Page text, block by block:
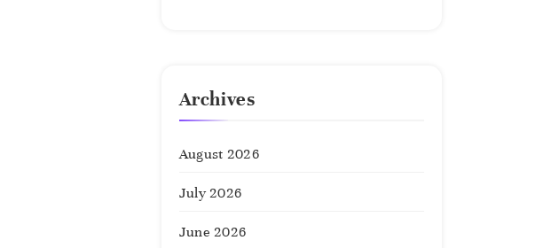
Archives
August 2026
July 2026
June 2026